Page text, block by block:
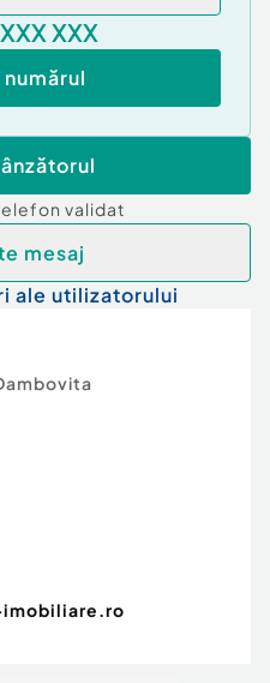
XXX
validat
mesaj
ale utilizatorului